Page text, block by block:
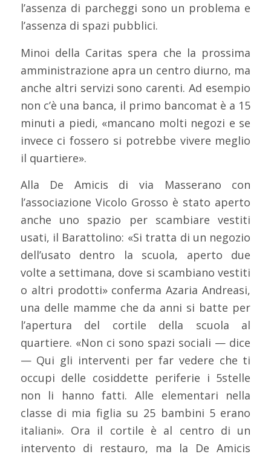
l’assenza di parcheggi sono un problema e
l’assenza di spazi pubblici.
Minoi della Caritas spera che la prossima
amministrazione apra un centro diurno, ma
anche altri servizi sono carenti. Ad esempio
non c’è una banca, il primo bancomat è a 15
minuti a piedi, «mancano molti negozi e se
invece ci fossero si potrebbe vivere meglio
il quartiere».
Alla De Amicis di via Masserano con
l’associazione Vicolo Grosso è stato aperto
anche uno spazio per scambiare vestiti
usati, il Barattolino: «Si tratta di un negozio
dell’usato dentro la scuola, aperto due
volte a settimana, dove si scambiano vestiti
o altri prodotti» conferma Azaria Andreasi,
una delle mamme che da anni si batte per
l’apertura del cortile della scuola al
quartiere. «Non ci sono spazi sociali — dice
— Qui gli interventi per far vedere che ti
occupi delle cosiddette periferie i 5stelle
non li hanno fatti. Alle elementari nella
classe di mia figlia su 25 bambini 5 erano
italiani». Ora il cortile è al centro di un
intervento di restauro, ma la De Amicis